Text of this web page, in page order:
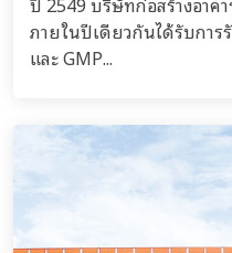
ภายในปีเดียวกันได้รับการ
และ GMP...